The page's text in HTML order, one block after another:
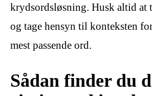
krydsordsløsning. Husk altid at
og tage hensyn til konteksten
mest passende ord.
Sådan finder du